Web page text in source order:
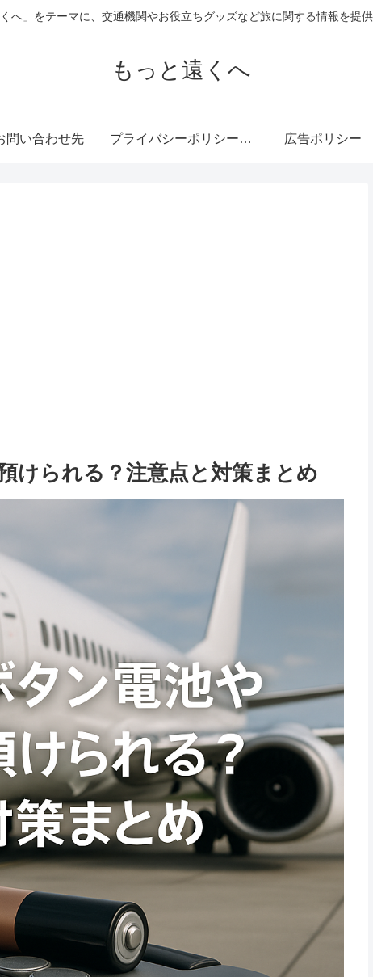
へ」をテーマに、交通機関やお役立ちグッズなど旅に関する情報を提供
もっと遠くへ
問い合わせ先 プライバシーポリシー・免責事項 広告ポリシー
けられる？注意点と対策まとめ